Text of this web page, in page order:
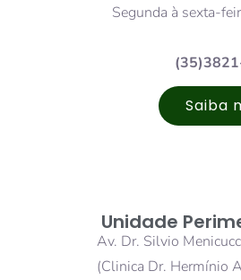
Segunda à sexta-
Saiba
Unidade
Av. Dr. Silvio
(Clinica Dr. Hermínio